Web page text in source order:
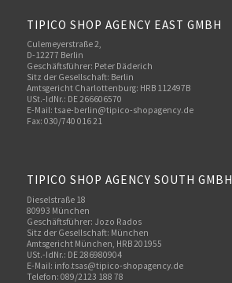
TIPICO SHOP AGENCY EAST GMBH
Culemeyerstraße 2,
D-12277 Berlin
Geschäftsführer: Peter Däderich
Sitz der Gesellschaft: Berlin
Amtsgericht Charlottenburg: HRB 112497B
USt.-IdNr.: DE 266606570
E-Mail: tsae-berlin@tipico-shopagency.de
Fax: 030/740 016 21
TIPICO SHOP AGENCY SOUTH GMBH
Dieselstraße 18
80993 München
Geschäftsführer: Jozo Rados
Sitz der Gesellschaft: München
Amtsgericht München, HRB 201955
USt.-IdNr.: DE 286980904
E-Mail: info.tsas@tipico-shopagency.de
Telefon: 089/2123 188 78